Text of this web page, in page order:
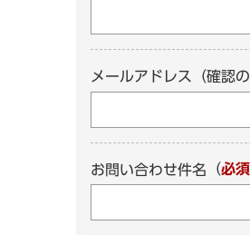
メールアドレス（確認
お問い合わせ件名 （必須